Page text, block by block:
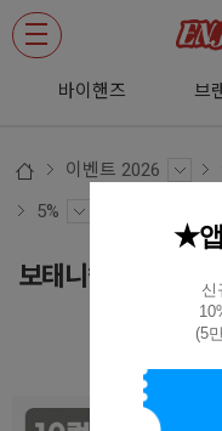
바이핸즈 브
이벤트 2026
5%
보태니컬 빈티지
★앱
신
(5